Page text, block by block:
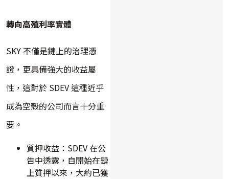
轉向高殖利率實體
SKY 不僅是鏈上的治理憑
證，更具備強大的收益屬
性，這對於 SDEV 這種近乎
成為空殼的公司而言十分重
要。
質押收益：SDEV 在公
告中透露，自開始在鏈
上質押以來，大約已獲